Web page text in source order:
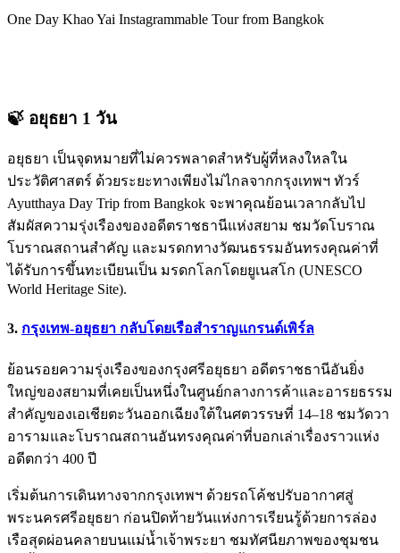
One Day Khao Yai Instagrammable Tour from Bangkok
🍃 อยุธยา 1 วัน
อยุธยา เป็นจุดหมายที่ไม่ควรพลาดสำหรับผู้ที่หลงใหลใน
ประวัติศาสตร์ ด้วยระยะทางเพียงไม่ไกลจากกรุงเทพฯ ทัวร์
Ayutthaya Day Trip from Bangkok จะพาคุณย้อนเวลากลับไป
สัมผัสความรุ่งเรืองของอดีตราชธานีแห่งสยาม ชมวัดโบราณ
โบราณสถานสำคัญ และมรดกทางวัฒนธรรมอันทรงคุณค่าที่
ได้รับการขึ้นทะเบียนเป็น มรดกโลกโดยยูเนสโก (UNESCO
World Heritage Site).
3. กรุงเทพ-อยุธยา กลับโดยเรือสำราญแกรนด์เพิร์ล
ย้อนรอยความรุ่งเรืองของกรุงศรีอยุธยา อดีตราชธานีอันยิ่ง
ใหญ่ของสยามที่เคยเป็นหนึ่งในศูนย์กลางการค้าและอารยธรรม
สำคัญของเอเชียตะวันออกเฉียงใต้ในศตวรรษที่ 14–18 ชมวัดวา
อารามและโบราณสถานอันทรงคุณค่าที่บอกเล่าเรื่องราวแห่ง
อดีตกว่า 400 ปี
เริ่มต้นการเดินทางจากกรุงเทพฯ ด้วยรถโค้ชปรับอากาศสู่
พระนครศรีอยุธยา ก่อนปิดท้ายวันแห่งการเรียนรู้ด้วยการล่อง
เรือสุดผ่อนคลายบนแม่น้ำเจ้าพระยา ชมทัศนียภาพของชุมชน